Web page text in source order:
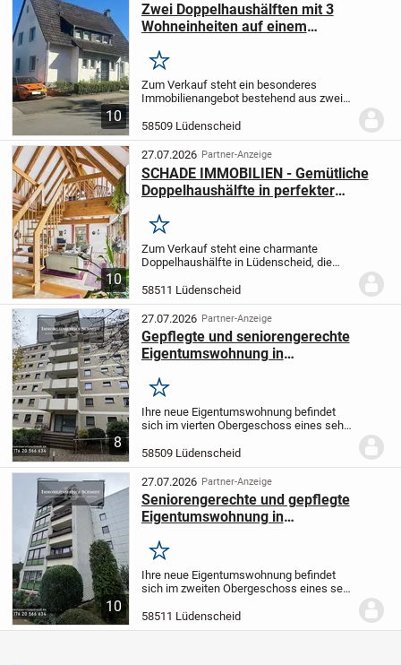
10
Zwei Doppelhaushälften mit 3
Wohneinheiten auf einem
Merken
Zum Verkauf steht ein besonderes
Immobilienangebot bestehend aus zwei
Doppelhaushälften in Buckesfeld in
Lüdenscheid. Das Objekt umfasst
insgesamt drei Grundbücher und wird...
58509 Lüdenscheid
10
27.07.2026 Partner-Anzeige
SCHADE IMMOBILIEN - Gemütliche
Doppelhaushälfte in perfekter
verkaufen!
Merken
Zum Verkauf steht eine charmante
Doppelhaushälfte in Lüdenscheid, die
ihre Ausstattung überzeugt. Dieses
gepflegte Haus, ursprünglich erbaut im
Jahr 1953, wurde...
58511 Lüdenscheid
8
27.07.2026 Partner-Anzeige
Gepflegte und seniorengerechte
Eigentumswohnung in
Lüdenscheid
Merken
Ihre neue Eigentumswohnung befindet
sich im vierten Obergeschoss eines sehr
insgesamt 23 Wohneinheiten in
Waldrandlage von Lüdenscheid. Auf einer
Wohnfläche von ca....
58509 Lüdenscheid
10
27.07.2026 Partner-Anzeige
Seniorengerechte und gepflegte
Eigentumswohnung in
Lage von Lüdenscheid
Merken
Ihre neue Eigentumswohnung befindet
sich im zweiten Obergeschoss eines sehr
insgesamt 25 Wohneinheiten in zentraler
Lage der Stadt Lüdenscheid. Auf einer
58511 Lüdenscheid